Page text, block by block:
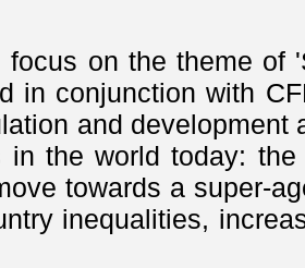
focus on the theme of
in conjunction with
and development
in the world today:
towards a super-
inequalities,